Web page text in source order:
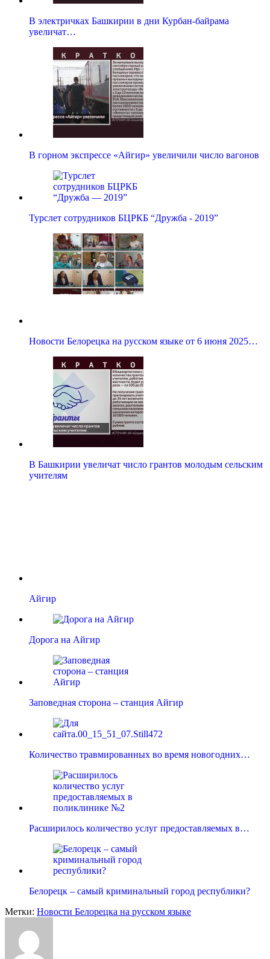
В электричках Башкирии в дни Курбан-байрама
увеличат…
В горном экспрессе «Айгир» увеличили число вагонов
Турслет сотрудников БЦРКБ “Дружба - 2019”
Новости Белорецка на русском языке от 6 июня 2025…
В Башкирии увеличат число грантов молодым сельским
учителям
Айгир
Дорога на Айгир
Заповедная сторона – станция Айгир
Количество травмированных во время новогодних…
Расширилось количество услуг предоставляемых в…
Белорецк – самый криминальный город республики?
Метки: Новости Белорецка на русском языке